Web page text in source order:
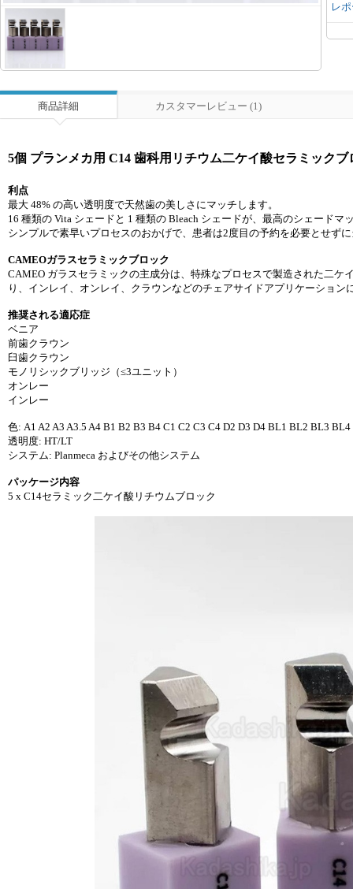
レ
商品詳細 カスタマーレビュー (1)
5個 プランメカ用 C14 歯科用リチウム二ケイ酸セラミック
利点
最大 48% の高い透明度で天然歯の美しさにマッチします。
16 種類の Vita シェードと 1 種類の Bleach シェードが、最高のシェードマ
シンプルで素早いプロセスのおかげで、患者は2度目の予約を必要とせず
CAMEOガラスセラミックブロック
CAMEO ガラスセラミックの主成分は、特殊なプロセスで製造された二
り、インレイ、オンレイ、クラウンなどのチェアサイドアプリケーショ
推奨される適応症
ベニア
前歯クラウン
臼歯クラウン
モノリシックブリッジ（≤3ユニット）
オンレー
インレー
色: A1 A2 A3 A3.5 A4 B1 B2 B3 B4 C1 C2 C3 C4 D2 D3 D4 BL1 BL2 BL3 BL4
透明度: HT/LT
システム: Planmeca およびその他システム
パッケージ内容
5 x C14セラミック二ケイ酸リチウムブロック